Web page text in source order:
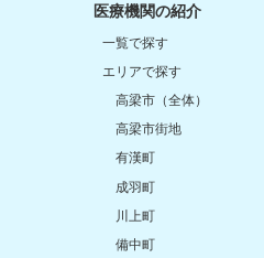
医療機関の紹介
一覧で探す
エリアで探す
高梁市（全体）
高梁市街地
有漢町
成羽町
川上町
備中町